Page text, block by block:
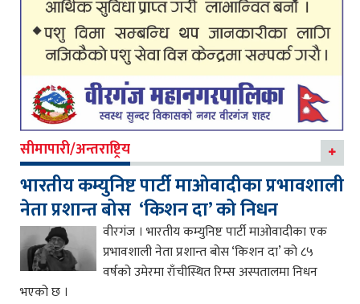
सीमापारी/अन्तराष्ट्रिय
भारतीय कम्युनिष्ट पार्टी माओवादीका प्रभावशाली
नेता प्रशान्त बोस ‘किशन दा’ को निधन
वीरगंज । भारतीय कम्युनिष्ट पार्टी माओवादीका एक
प्रभावशाली नेता प्रशान्त बोस ‘किशन दा’ को ८५
वर्षको उमेरमा राँचीस्थित रिम्स अस्पतालमा निधन
भएको छ ।